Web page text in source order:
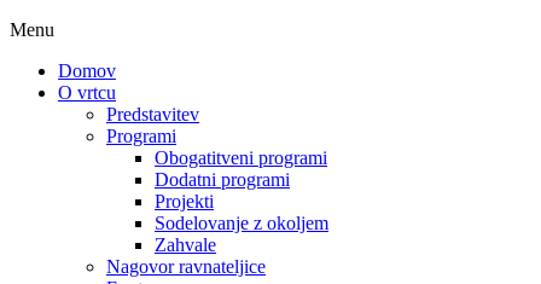
Menu
Domov
O vrtcu
Predstavitev
Programi
Obogatitveni programi
Dodatni programi
Projekti
Sodelovanje z okoljem
Zahvale
Nagovor ravnateljice